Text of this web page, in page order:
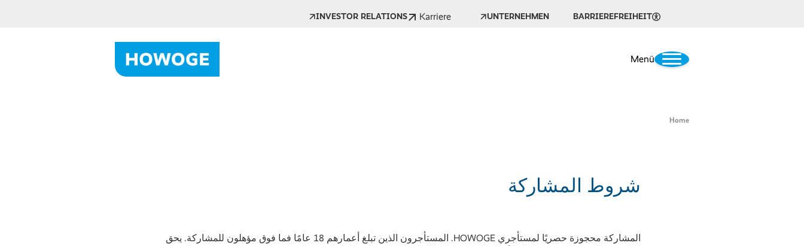
BARRIEREFREIHEIT
UNTERNEHMEN
Karriere
INVESTOR RELATIONS
Menü
Home
شروط المشاركة
المشاركة محجوزة حصريًا لمستأجري HOWOGE. المستأجرون الذين تبلغ أعمارهم 18 عامًا فما فوق مؤهلون للمشاركة. يحق